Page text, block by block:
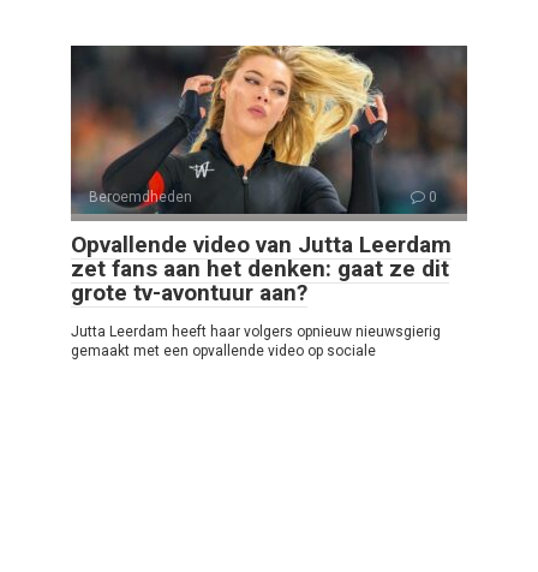
Beroemdheden 0
Opvallende video van Jutta Leerdam
zet fans aan het denken: gaat ze dit
grote tv-avontuur aan?
Jutta Leerdam heeft haar volgers opnieuw nieuwsgierig
gemaakt met een opvallende video op sociale